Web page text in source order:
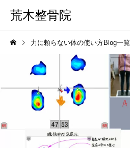
荒木整骨院
力に頼らない体の使い方Blog一覧